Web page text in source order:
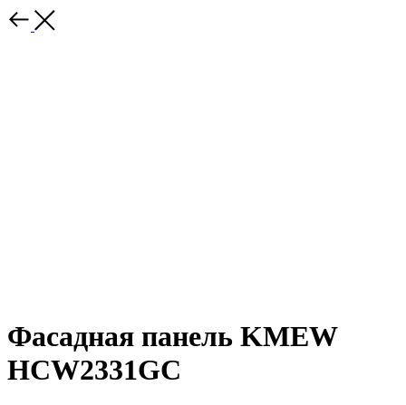
Фасадная панель KMEW
HCW2331GC